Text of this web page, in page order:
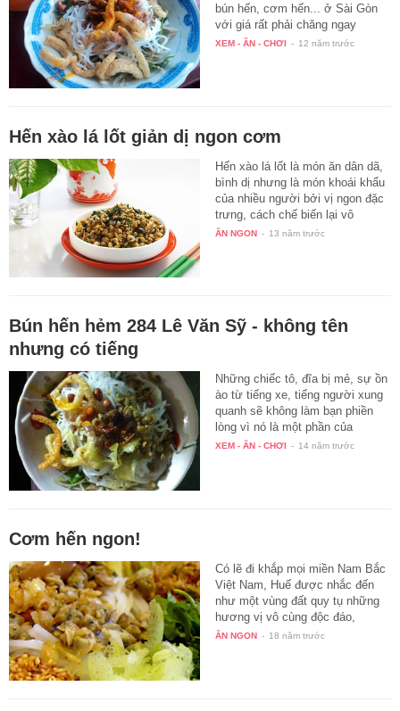
bún hến, cơm hến... ở Sài Gòn
với giá rất phải chăng ngay
trong…
XEM - ĂN - CHƠI - 12 năm trước
Hến xào lá lốt giản dị ngon cơm
Hến xào lá lốt là món ăn dân dã,
bình dị nhưng là món khoái khẩu
của nhiều người bởi vị ngon đặc
trưng, cách chế biến lại vô
cùng…
ĂN NGON - 13 năm trước
Bún hến hẻm 284 Lê Văn Sỹ - không tên
nhưng có tiếng
Những chiếc tô, đĩa bị mẻ, sự ồn
ào từ tiếng xe, tiếng người xung
quanh sẽ không làm bạn phiền
lòng vì nó là một phần của
quán…
XEM - ĂN - CHƠI - 14 năm trước
Cơm hến ngon!
Có lẽ đi khắp mọi miền Nam Bắc
Việt Nam, Huế được nhắc đến
như một vùng đất quy tụ những
hương vị vô cùng độc đáo,
mang…
ĂN NGON - 18 năm trước